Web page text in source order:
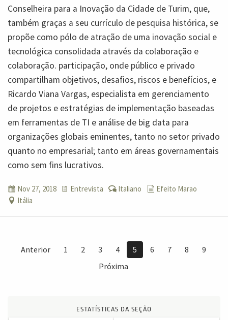
Conselheira para a Inovação da Cidade de Turim, que,
também graças a seu currículo de pesquisa histórica, se
propõe como pólo de atração de uma inovação social e
tecnológica consolidada através da colaboração e
colaboração. participação, onde público e privado
compartilham objetivos, desafios, riscos e benefícios, e
Ricardo Viana Vargas, especialista em gerenciamento
de projetos e estratégias de implementação baseadas
em ferramentas de TI e análise de big data para
organizações globais eminentes, tanto no setor privado
quanto no empresarial; tanto em áreas governamentais
como sem fins lucrativos.
Nov 27, 2018 Entrevista Italiano
Efeito Marao
Itália
Anterior 1 2 3 4 5 6 7 8
9
Próxima
ESTATÍSTICAS DA SEÇÃO